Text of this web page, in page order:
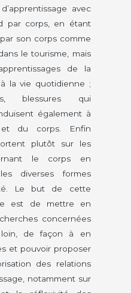
avec
par corps, en étant
son corps comme
le tourisme, mais
de la
la vie quotidienne ;
blessures qui
également à
du corps. Enfin
plutôt sur les
le corps en
diverses formes
Le but de cette
est de mettre en
concernées
de façon à en
et pouvoir proposer
des relations
notamment sur